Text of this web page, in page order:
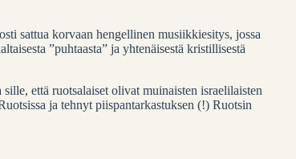
sattua korvaan hengellinen musiikkiesitys, jossa
”puhtaasta” ja yhtenäisestä kristillisestä
että ruotsalaiset olivat muinaisten israelilaisten
ja tehnyt piispantarkastuksen (!) Ruotsin